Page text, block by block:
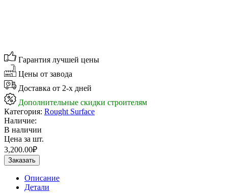
Гарантия лучшей цены
Цены от завода
Доставка от 2-х дней
Дополнительные скидки строителям
Категория: Rought Surface
Наличие:
В наличии
Цена за шт.
3,200.00₽
Заказать
Описание
Детали